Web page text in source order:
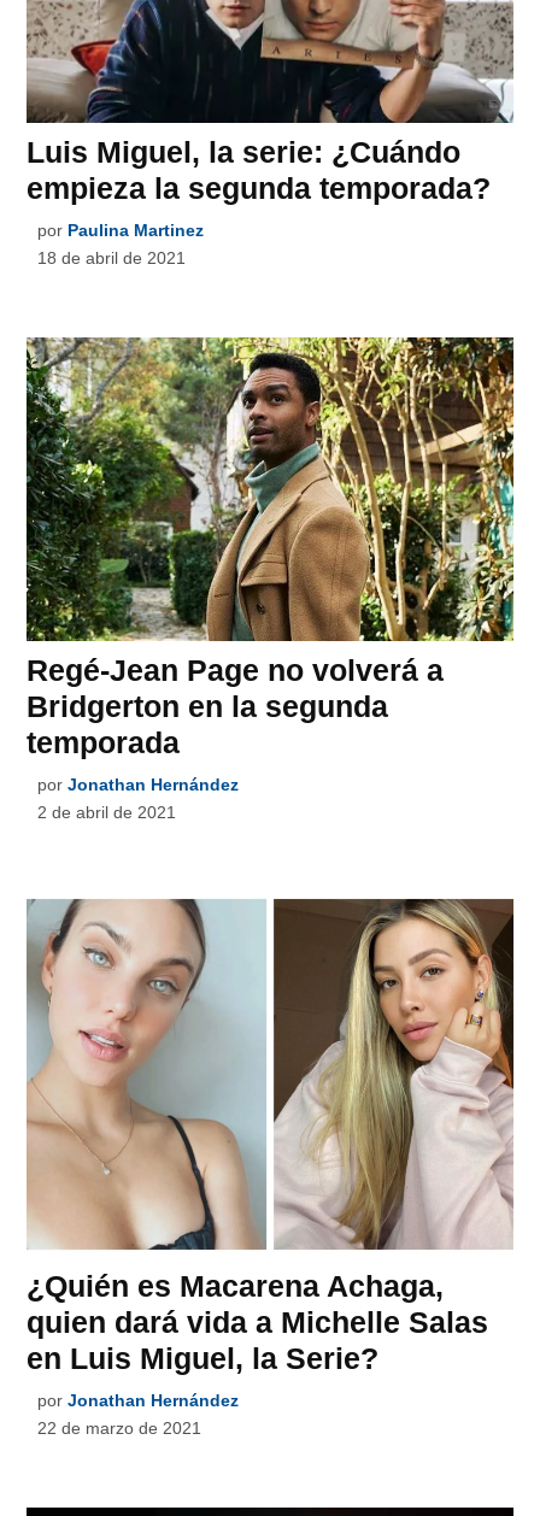
Luis Miguel, la serie: ¿Cuándo
empieza la segunda temporada?
por Paulina Martinez
18 de abril de 2021
Regé-Jean Page no volverá a
Bridgerton en la segunda
temporada
por Jonathan Hernández
2 de abril de 2021
¿Quién es Macarena Achaga,
quien dará vida a Michelle Salas
en Luis Miguel, la Serie?
por Jonathan Hernández
22 de marzo de 2021